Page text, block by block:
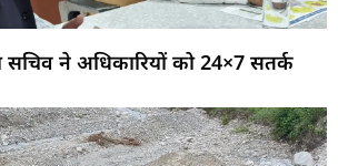
ने अधिकारियों को 24×7 सतर्क